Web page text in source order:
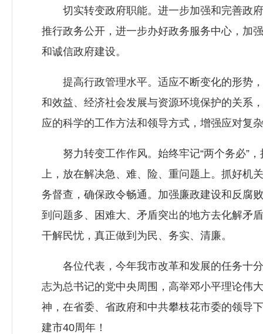
切实转变政府职能。进一步加强和完善政府
推行政务公开，进一步办好政务服务中心，加
和诚信政府建设。
提高行政管理水平。适应不断变化的形势，
和效益、经济社会发展与资源环境保护的关系
应的科学的工作方法和领导方式，增强应对复
努力转变工作作风。始终牢记“两个务必”，
上，放在解决急、难、险、重问题上。抓好机
务督查，确保政令畅通。加强廉政建设和反腐
到问题多、困难大、矛盾突出的地方去化解矛
干解民忧，真正做到为民、务实、清廉。
各位代表，今年我市改革和发展的任务十分
志为总书记的党中央周围，高举邓小平理论伟
神，在省委、省政府和中共攀枝花市委的领导
建市40周年！